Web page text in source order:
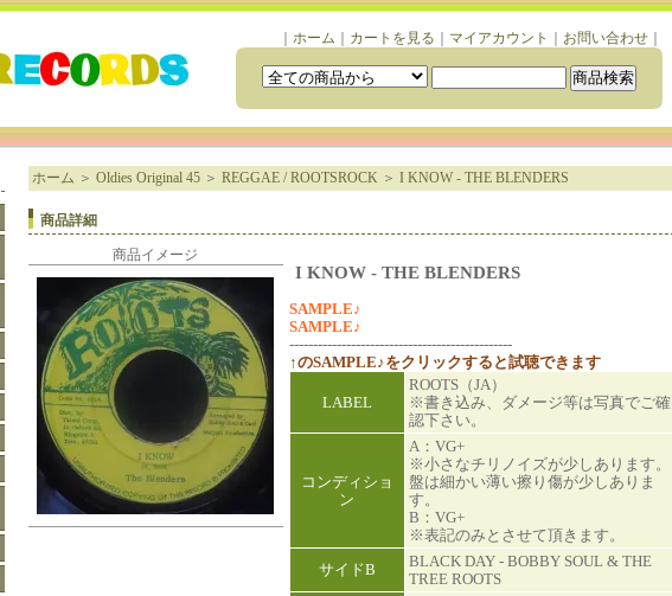
ホーム カートを見る マイアカウント お問い合わせ｜
ホーム ＞ Oldies Original 45＞ REGGAE / ROOTSROCK＞ I KNOW - THE BLENDERS
商品詳細
商品イメージ
I KNOW - THE BLENDERS
SAMPLE♪
SAMPLE♪
-----------------------------------------------
↑のSAMPLE♪をクリックすると試聴できます
LABEL
ROOTS（JA）
※書き込み、ダメージ等は写真でご確
認下さい。
コンディショ
ン
A：VG+
※小さなチリノイズが少しあります。
盤は細かい薄い擦り傷が少しありま
す。
B：VG+
※表記のみとさせて頂きます。
サイドB
BLACK DAY - BOBBY SOUL & THE
TREE ROOTS